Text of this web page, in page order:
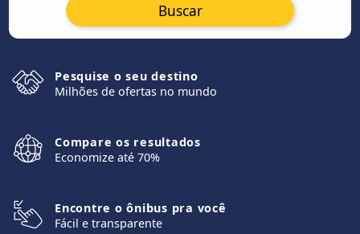
Buscar
Pesquise o seu destino
Milhões de ofertas no mundo
Compare os resultados
Economize até 70%
Encontre o ônibus pra você
Fácil e transparente